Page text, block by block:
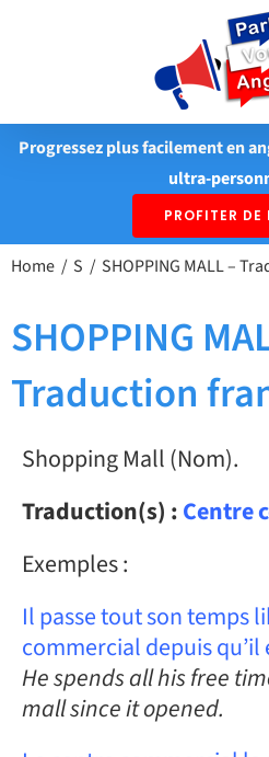
Progressez plus facilement en
ultra-
PROFITER DE
Home S SHOPPING MALL –
SHOPPING
Traduction
Shopping Mall (Nom).
Traduction(s) :Centre
Exemples :
Il passe tout son temps
commercial depuis qu’il
He spends all his free
mall since it opened.